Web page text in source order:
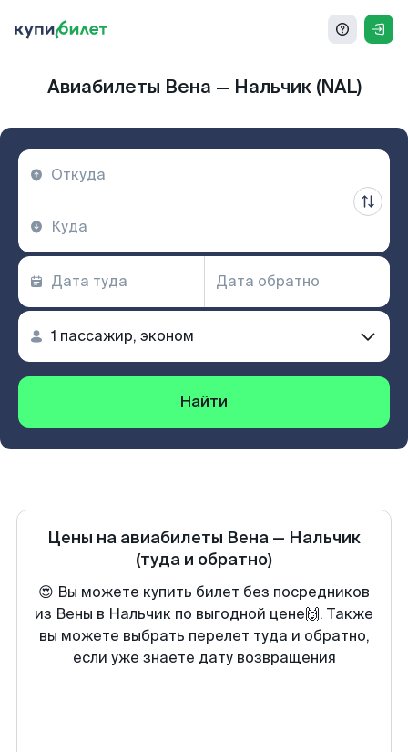
Авиабилеты Вена — Нальчик (NAL)
Найти
Цены на авиабилеты Вена — Нальчик
(туда и обратно)
😍 Вы можете купить билет без посредников
из Вены в Нальчик по выгодной цене🙌. Также
вы можете выбрать перелет туда и обратно,
если уже знаете дату возвращения